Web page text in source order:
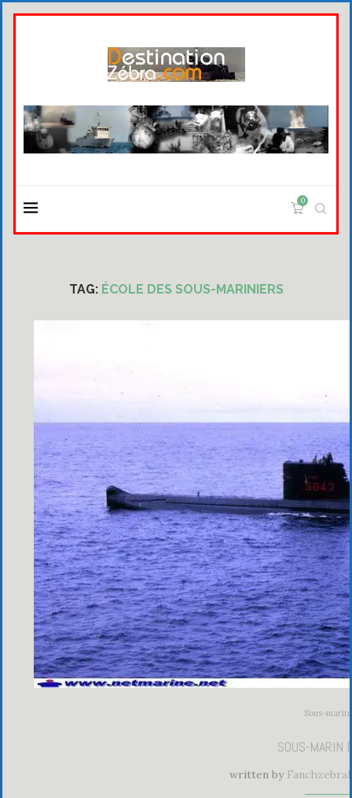
0
TAG: ÉCOLE DES SOUS-MARINIERS
Sous-
SOUS-MARIN
written by